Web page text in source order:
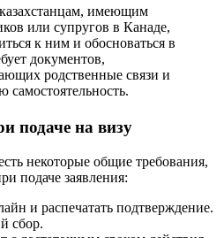
имеющим
или супругов в Канаде,
к ним и обосноваться в
документов,
родственные связи и
самостоятельность.
подаче на визу
некоторые общие требования,
подаче заявления:
и распечатать подтверждение.
сбор.